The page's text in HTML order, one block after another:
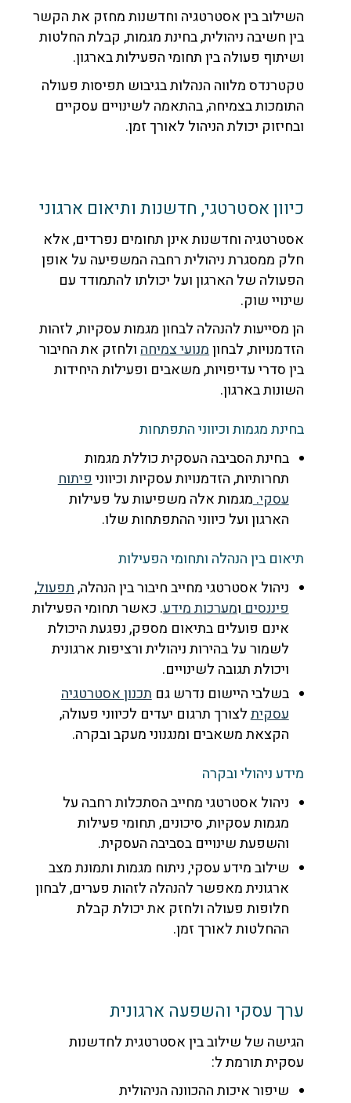
השילוב בין אסטרטגיה וחדשנות מחזק את הקשר
בין חשיבה ניהולית, בחינת מגמות, קבלת החלטות
ושיתוף פעולה בין תחומי הפעילות בארגון.
טקטרנדס מלווה הנהלות בגיבוש תפיסות פעולה
התומכות בצמיחה, בהתאמה לשינויים עסקיים
ובחיזוק יכולת הניהול לאורך זמן.
כיוון אסטרטגי, חדשנות ותיאום ארגוני
אסטרטגיה וחדשנות אינן תחומים נפרדים, אלא
חלק ממסגרת ניהולית רחבה המשפיעה על אופן
הפעולה של הארגון ועל יכולתו להתמודד עם
שינויי שוק.
הן מסייעות להנהלה לבחון מגמות עסקיות, לזהות
הזדמנויות, לבחוןמנועי צמיחהולחזק את החיבור
בין סדרי עדיפויות, משאבים ופעילות היחידות
השונות בארגון.
בחינת מגמות וכיווני התפתחות
בחינת הסביבה העסקית כוללת מגמות
תחרותיות, הזדמנויות עסקיות וכיווניפיתוח
עסקי.מגמות אלה משפיעות על פעילות
הארגון ועל כיווני ההתפתחות שלו.
תיאום בין הנהלה ותחומי הפעילות
ניהול אסטרטגי מחייב חיבור בין הנהלה,תפעול,
פיננסיםומערכות מידע. כאשר תחומי הפעילות
אינם פועלים בתיאום מספק, נפגעת היכולת
לשמור על בהירות ניהולית ורציפות ארגונית
ויכולת תגובה לשינויים.
בשלבי היישום נדרש גםתכנון אסטרטגיה
עסקיתלצורך תרגום יעדים לכיווני פעולה,
הקצאת משאבים ומנגנוני מעקב ובקרה.
מידע ניהולי ובקרה
ניהול אסטרטגי מחייב הסתכלות רחבה על
מגמות עסקיות, סיכונים, תחומי פעילות
והשפעת שינויים בסביבה העסקית.
שילוב מידע עסקי, ניתוח מגמות ותמונת מצב
ארגונית מאפשר להנהלה לזהות פערים, לבחון
חלופות פעולה ולחזק את יכולת קבלת
ההחלטות לאורך זמן.
ערך עסקי והשפעה ארגונית
הגישה של שילוב בין אסטרטגית לחדשנות
עסקית תורמת ל:
שיפור איכות ההכוונה הניהולית